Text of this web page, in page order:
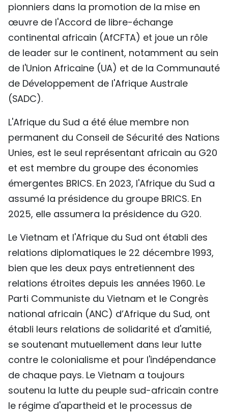
pionniers dans la promotion de la mise en
œuvre de l'Accord de libre-échange
continental africain (AfCFTA) et joue un rôle
de leader sur le continent, notamment au sein
de l'Union Africaine (UA) et de la Communauté
de Développement de l'Afrique Australe
(SADC).
L'Afrique du Sud a été élue membre non
permanent du Conseil de Sécurité des Nations
Unies, est le seul représentant africain au G20
et est membre du groupe des économies
émergentes BRICS. En 2023, l'Afrique du Sud a
assumé la présidence du groupe BRICS. En
2025, elle assumera la présidence du G20.
Le Vietnam et l'Afrique du Sud ont établi des
relations diplomatiques le 22 décembre 1993,
bien que les deux pays entretiennent des
relations étroites depuis les années 1960. Le
Parti Communiste du Vietnam et le Congrès
national africain (ANC) d’Afrique du Sud, ont
établi leurs relations de solidarité et d'amitié,
se soutenant mutuellement dans leur lutte
contre le colonialisme et pour l'indépendance
de chaque pays. Le Vietnam a toujours
soutenu la lutte du peuple sud-africain contre
le régime d'apartheid et le processus de